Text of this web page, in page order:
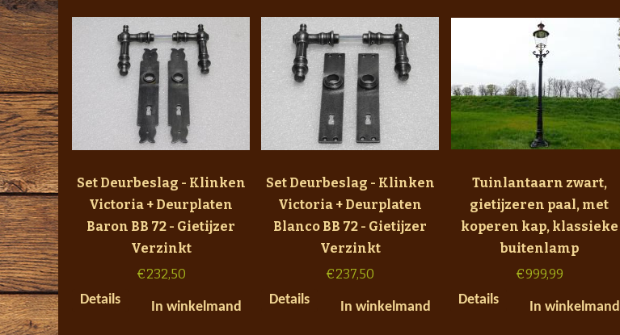
Set Deurbeslag - Klinken
Victoria + Deurplaten
Baron BB 72 - Gietijzer
Verzinkt
€232,50
Details
In winkelmand
Set Deurbeslag - Klinken
Victoria + Deurplaten
Blanco BB 72 - Gietijzer
Verzinkt
€237,50
Details
In winkelmand
Tuinlantaarn zwart,
gietijzeren paal, met
koperen kap, klassieke
buitenlamp
€999,99
Details
In winkelmand